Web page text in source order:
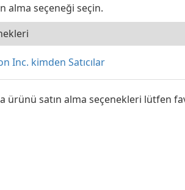
alma seçeneği seçin.
Inc. kimden Satıcılar
ürünü satın alma seçenekleri lütfen